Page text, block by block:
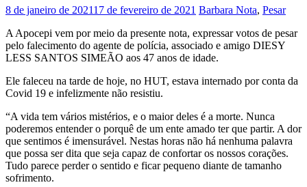
8 de janeiro de 202117 de fevereiro de 2021 Barbara Nota, Pesar
A Apocepi vem por meio da presente nota, expressar votos de pesar
pelo falecimento do agente de polícia, associado e amigo DIESY
LESS SANTOS SIMEÃO aos 47 anos de idade.
Ele faleceu na tarde de hoje, no HUT, estava internado por conta da
Covid 19 e infelizmente não resistiu.
“A vida tem vários mistérios, e o maior deles é a morte. Nunca
poderemos entender o porquê de um ente amado ter que partir. A dor
que sentimos é imensurável. Nestas horas não há nenhuma palavra
que possa ser dita que seja capaz de confortar os nossos corações.
Tudo parece perder o sentido e ficar pequeno diante de tamanho
sofrimento.